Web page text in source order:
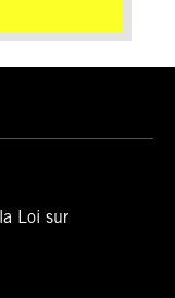
Loi sur